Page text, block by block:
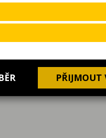
které
formu pohybu,
provoz ve veřejném
kde jsme realizovali
PŘIJMOUT